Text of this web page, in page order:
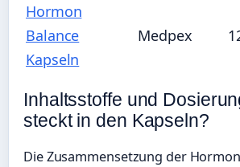
Hormon
Balance
Kapseln
Medpex
Inhaltsstoffe und
steckt in den Kapseln?
Die Zusammensetzung der